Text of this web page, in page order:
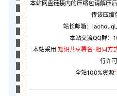
本站网盘链接内的压缩包请解压
传该压缩
站长邮箱：
本站交流QQ群：
本站采用 知识共享署名-相同方
行许可
全站100%资源“